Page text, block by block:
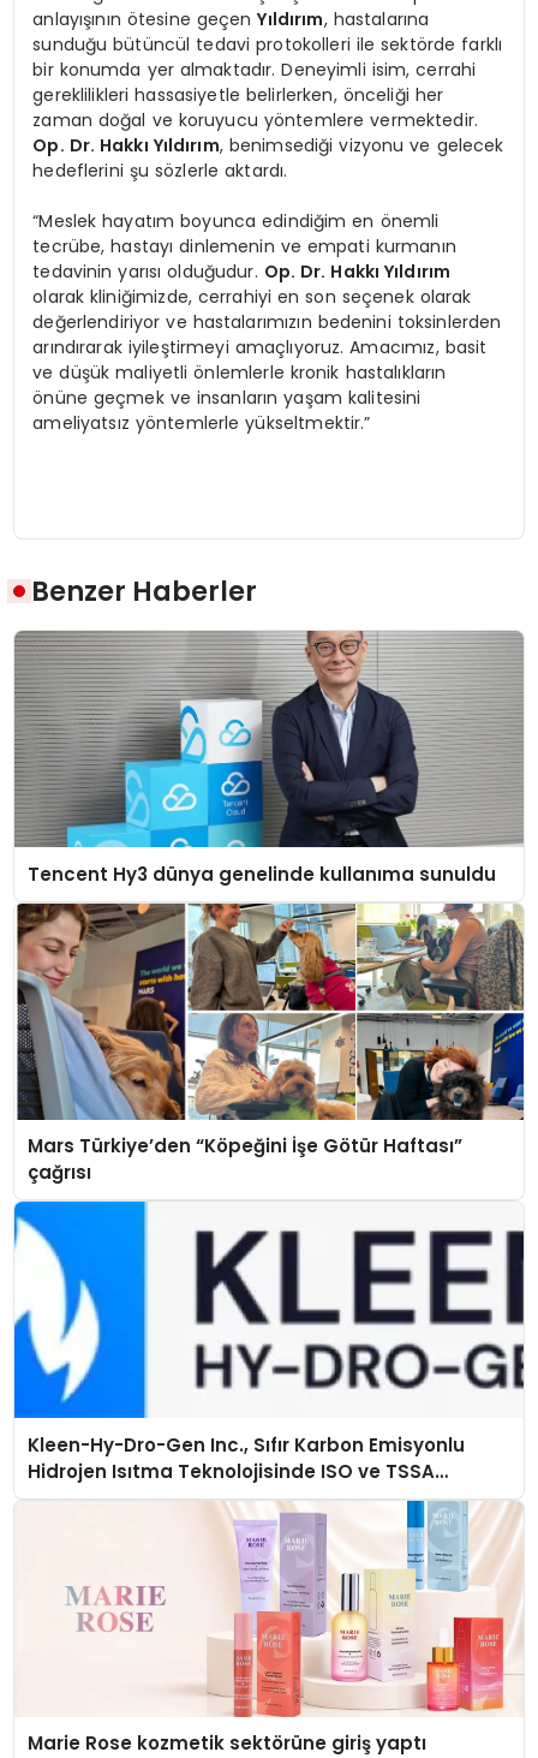
anlayışının ötesine geçenYıldırım, hastalarına
sunduğu bütüncül tedavi protokolleri ile sektörde farklı
bir konumda yer almaktadır. Deneyimli isim, cerrahi
gereklilikleri hassasiyetle belirlerken, önceliği her
zaman doğal ve koruyucu yöntemlere vermektedir.
Op. Dr. Hakkı Yıldırım, benimsediği vizyonu ve gelecek
hedeflerini şu sözlerle aktardı.
“Meslek hayatım boyunca edindiğim en önemli
tecrübe, hastayı dinlemenin ve empati kurmanın
tedavinin yarısı olduğudur. Op. Dr. Hakkı Yıldırım
olarak kliniğimizde, cerrahiyi en son seçenek olarak
değerlendiriyor ve hastalarımızın bedenini toksinlerden
arındırarak iyileştirmeyi amaçlıyoruz. Amacımız, basit
ve düşük maliyetli önlemlerle kronik hastalıkların
önüne geçmek ve insanların yaşam kalitesini
ameliyatsız yöntemlerle yükseltmektir.”
Benzer Haberler
Tencent Hy3 dünya genelinde kullanıma sunuldu
Mars Türkiye’den “Köpeğini İşe Götür Haftası”
çağrısı
Kleen-Hy-Dro-Gen Inc., Sıfır Karbon Emisyonlu
Hidrojen Isıtma Teknolojisinde ISO ve TSSA
Düzenleyici Onaylarını Aldı
Marie Rose kozmetik sektörüne giriş yaptı